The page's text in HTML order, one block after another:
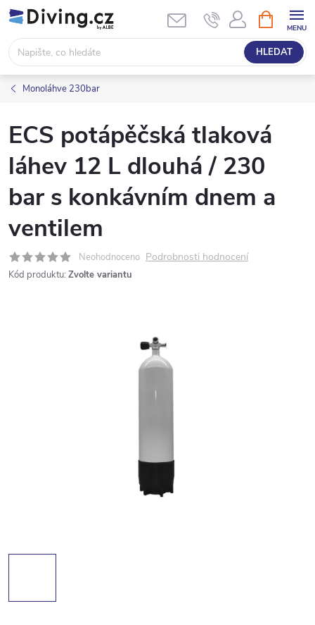
Přejít
na
obsah
HLEDAT
NÁKUPNÍ
KOŠÍK
Monoláhve 230bar
ECS potápěčská tlaková
láhev 12 L dlouhá / 230
bar s konkávním dnem a
ventilem
Neohodnoceno Podrobnosti hodnocení
Kód produktu: Zvolte variantu